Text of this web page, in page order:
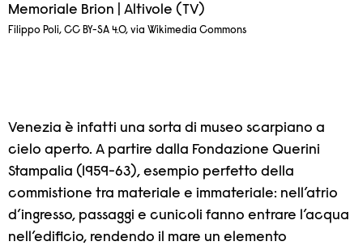
Memoriale Brion | Altivole (TV)
Filippo Poli, CC BY-SA 4.0, via Wikimedia Commons
Venezia è infatti una sorta di museo scarpiano a
cielo aperto. A partire dalla Fondazione Querini
Stampalia (1959-63), esempio perfetto della
commistione tra materiale e immateriale: nell’atrio
d’ingresso, passaggi e cunicoli fanno entrare l’acqua
nell’edificio, rendendo il mare un elemento